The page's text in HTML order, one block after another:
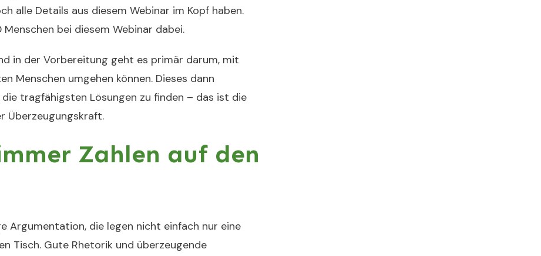
alle Details aus diesem Webinar im Kopf haben.
bei diesem Webinar dabei.
in der Vorbereitung geht es primär darum, mit
Menschen umgehen können. Dieses dann
tragfähigsten Lösungen zu finden – das ist die
Überzeugungskraft.
Zahlen auf den
Argumentation, die legen nicht einfach nur eine
Tisch. Gute Rhetorik und überzeugende